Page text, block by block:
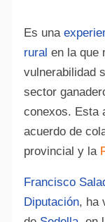
Es una
rural en la que
vulnerabilidad
sector
conexos. Esta
acuerdo de
provincial y la
Francisco
Diputación, ha